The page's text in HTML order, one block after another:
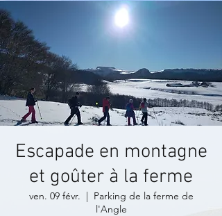
Escapade en montagne
et goûter à la ferme
ven. 09 févr.
  |
Parking de la ferme de
l'Angle